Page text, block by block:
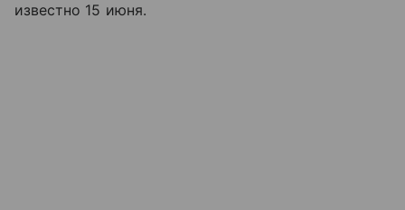
известно 15 июня.